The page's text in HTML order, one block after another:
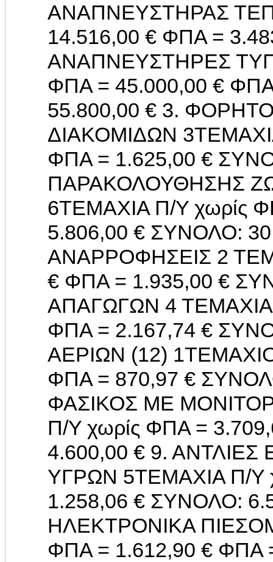
ΑΝΑΠΝΕΥΣΤΗΡΑΣ ΤΕΠ
14.516,00 € ΦΠΑ =
ΑΝΑΠΝΕΥΣΤΗΡΕΣ
ΦΠΑ = 45.000,00 €
55.800,00 € 3.
ΔΙΑΚΟΜΙΔΩΝ
ΦΠΑ = 1.625,00 €
ΠΑΡΑΚΟΛΟΥΘΗΣΗΣ
6ΤΕΜΑΧΙΑ Π/Υ χωρίς
5.806,00 € ΣΥΝΟΛΟ:
ΑΝΑΡΡΟΦΗΣΕΙΣ 2
€ ΦΠΑ = 1.935,00 €
ΑΠΑΓΩΓΩΝ 4 ΤΕΜΑΧΙΑ
ΦΠΑ = 2.167,74 €
ΑΕΡΙΩΝ (12)
ΦΠΑ = 870,97 €
ΦΑΣΙΚΟΣ ΜΕ
Π/Υ χωρίς ΦΠΑ =
4.600,00 € 9.
ΥΓΡΩΝ 5ΤΕΜΑΧΙΑ Π/Υ
1.258,06 € ΣΥΝΟΛΟ:
ΗΛΕΚΤΡΟΝΙΚΑ
ΦΠΑ = 1.612,90 € ΦΠΑ